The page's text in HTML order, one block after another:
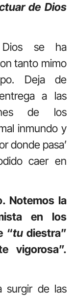
de Dios
se ha
tanto mimo
Deja de
a las
de los
inmundo y
donde pasa’
caer en
Notemos la
en los
“tudiestra”
vigorosa”.
surgir de las